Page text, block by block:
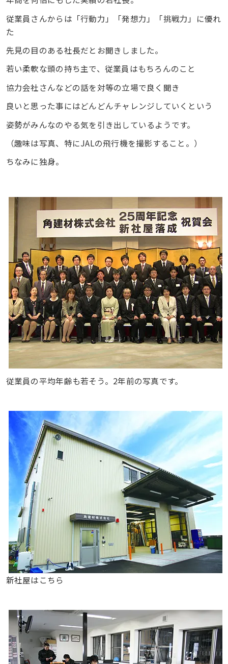
従業員さんからは「行動力」「発想力」「挑戦力」に優れ
た
先見の目のある社長だとお聞きしました。
若い柔軟な頭の持ち主で、従業員はもちろんのこと
協力会社さんなどの話を対等の立場で良く聞き
良いと思った事にはどんどんチャレンジしていくという
姿勢がみんなのやる気を引き出しているようです。
（趣味は写真、特にJALの飛行機を撮影すること。）
ちなみに独身。
従業員の平均年齢も若そう。2年前の写真です。
新社屋はこちら